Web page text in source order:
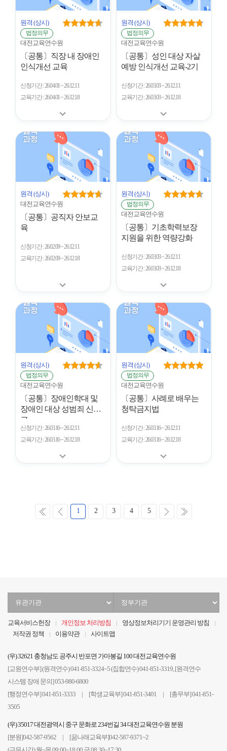
원격 (상시)
법정의무
대전교육연수원
〔공통〕직장 내 장애인
인식개선 교육
신청기간 26.04.01 ~ 26.12.11
교육기간 26.04.01 ~ 26.12.18
원격 (상시)
법정의무
대전교육연수원
〔공통〕성인 대상 자살
예방 인식개선 교육-2기
신청기간 26.03.03 ~ 26.12.11
교육기간 26.03.03 ~ 26.12.18
원격 (상시)
대전교육연수원
〔공통〕공직자 안보교
육
신청기간 26.02.09 ~ 26.12.11
교육기간 26.02.09 ~ 26.12.18
원격 (상시)
법정의무
대전교육연수원
〔공통〕기초학력보장
지원을 위한 역량강화
신청기간 26.03.03 ~ 26.12.11
교육기간 26.03.03 ~ 26.12.18
원격 (상시)
법정의무
대전교육연수원
〔공통〕장애인학대 및
장애인 대상 성범죄 신
고...
신청기간 26.03.16 ~ 26.12.11
교육기간 26.03.16 ~ 26.12.18
원격 (상시)
법정의무
대전교육연수원
〔공통〕사례로 배우는
청탁금지법
신청기간 26.03.16 ~ 26.12.11
교육기간 26.03.16 ~ 26.12.18
처
이
1 2 3 4 5
다
마
교육서비스헌장 개인정보 처리방침
영상정보처리기기 운영관리 방침
저작권 정책
이용약관 사이트맵
(우) 32621 충청남도 공주시 반포면 가마봉길 100 대전교육연수원
[교원연수부] (원격연수) 041-851-3324~5 (집합연수) 041-851-3319, [원격연수
시스템 장애 문의] 053-980-6800
[행정연수부] 041-851-3333 | [학생교육부] 041-851-3401 | [총무부] 041-851-
3505
(우) 35017 대전광역시 중구 문화로 234번길 34 대전교육연수원 분원
[분원]042-587-9562 | [꿈나래교육부]042-587-9371~2
관
선
관
선